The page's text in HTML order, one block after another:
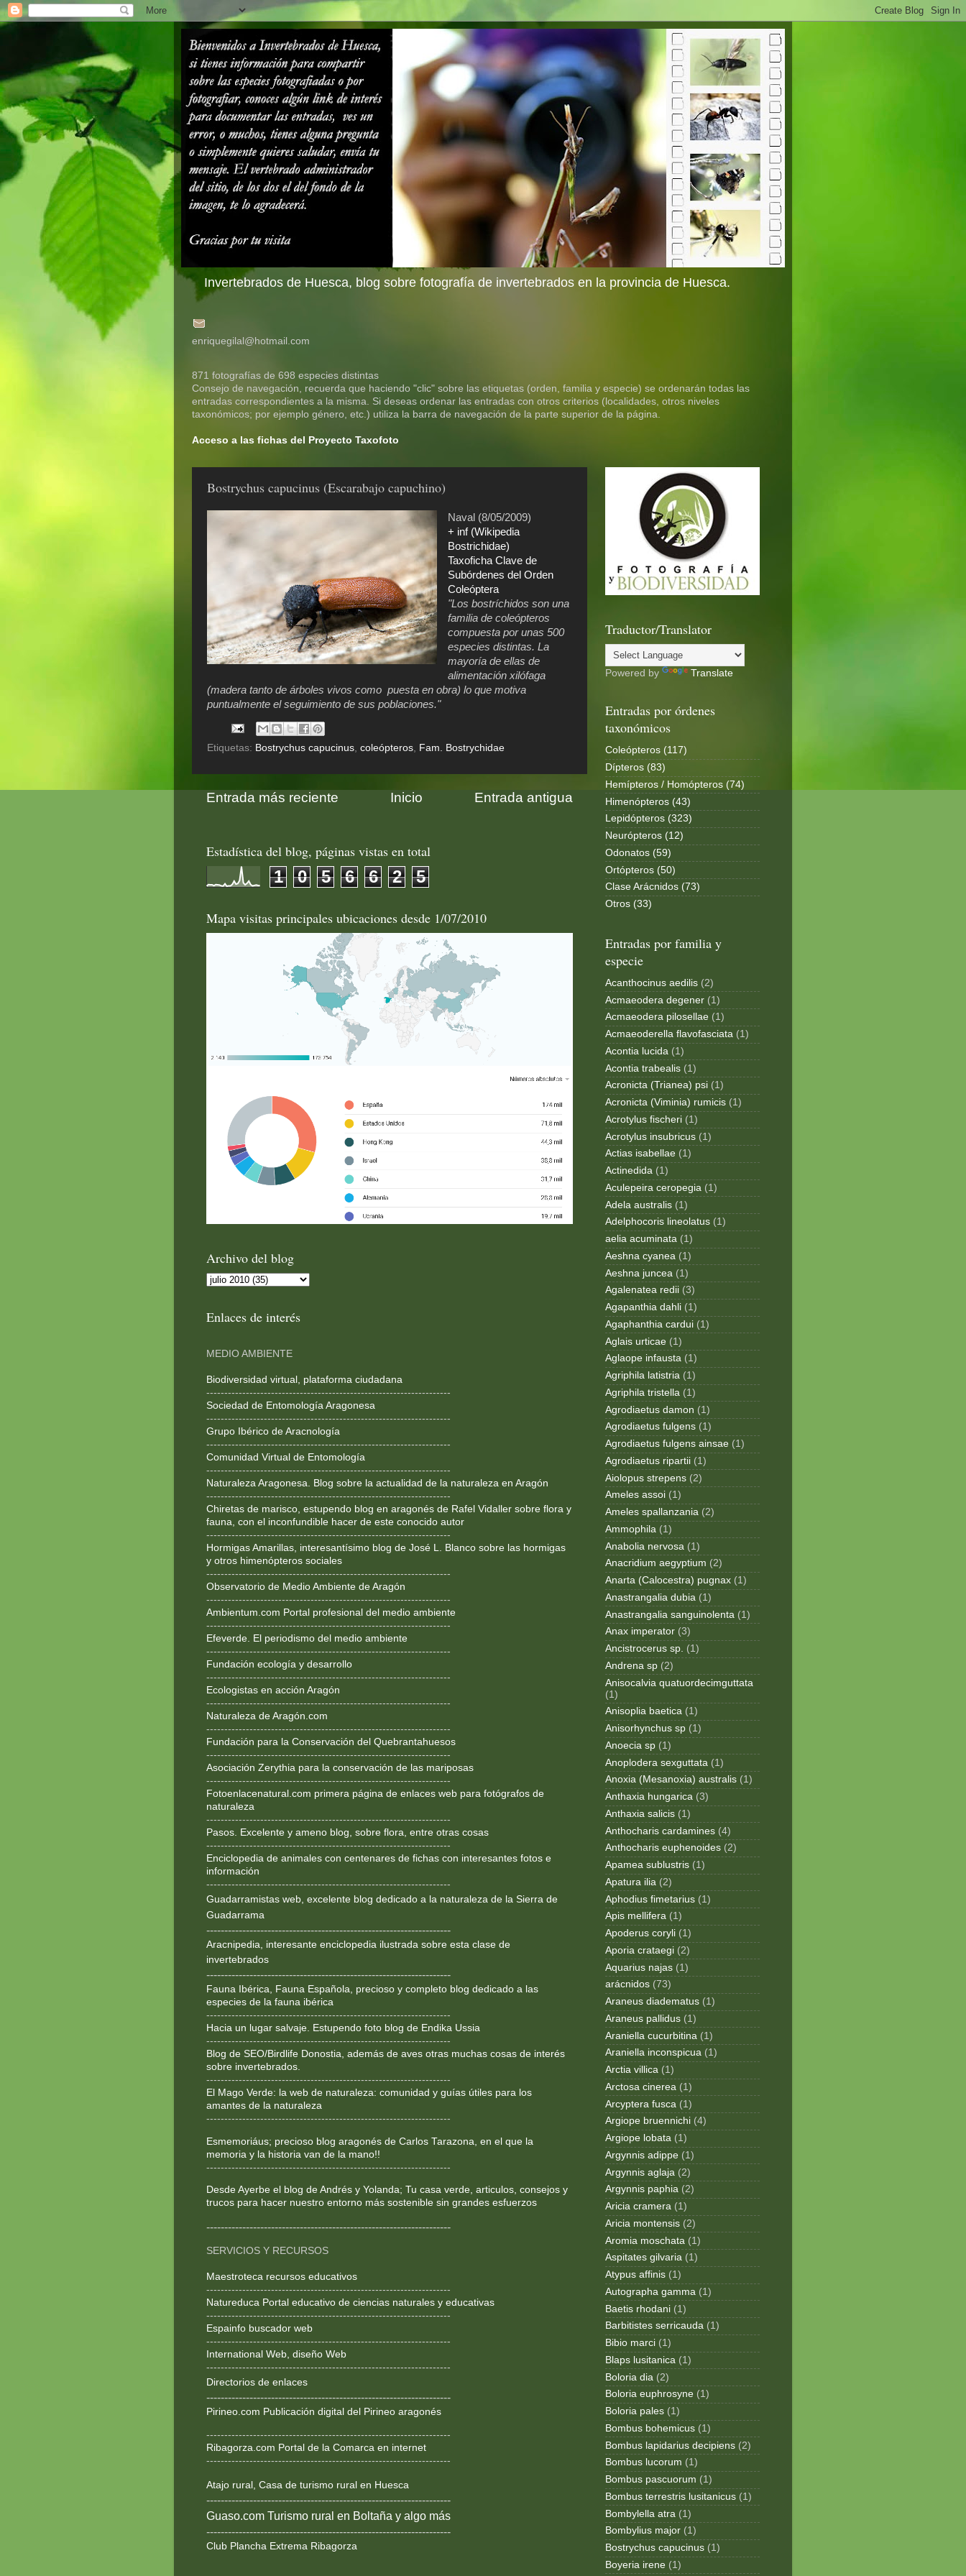
Invertebrados de Huesca, blog sobre fotografía de invertebrados en la provincia de Huesca.
enriquegilal@hotmail.com
871 fotografías de 698 especies distintas
Consejo de navegación, recuerda que haciendo "clic" sobre las etiquetas (orden, familia y especie) se ordenarán todas las
entradas correspondientes a la misma. Si deseas ordenar las entradas con otros criterios (localidades, otros niveles
taxonómicos; por ejemplo género, etc.) utiliza la barra de navegación de la parte superior de la página.
Acceso a las fichas del Proyecto Taxofoto
Bostrychus capucinus (Escarabajo capuchino)
Naval (8/05/2009)
+ inf (Wikipedia
Bostrichidae)
Taxoficha Clave de
Subórdenes del Orden
Coleóptera
"Los bostríchidos son una
familia de coleópteros
compuesta por unas 500
especies distintas. La
mayoría de ellas de
alimentación xilófaga
(madera tanto de árboles vivos como puesta en obra) lo que motiva
puntualmente el seguimiento de sus poblaciones."
Etiquetas: Bostrychus capucinus coleópteros Fam. Bostrychidae
Entrada más reciente Entrada antigua
Inicio
Estadística del blog, páginas vistas en total
1 0 5 6 6 2 5
Mapa visitas principales ubicaciones desde 1/07/2010
Archivo del blog
Enlaces de interés
MEDIO AMBIENTE
Biodiversidad virtual, plataforma ciudadana
--------------------------------------------------------------------
Sociedad de Entomología Aragonesa
--------------------------------------------------------------------
Grupo Ibérico de Aracnología
--------------------------------------------------------------------
Comunidad Virtual de Entomología
--------------------------------------------------------------------
Naturaleza Aragonesa. Blog sobre la actualidad de la naturaleza en Aragón
--------------------------------------------------------------------
Chiretas de marisco, estupendo blog en aragonés de Rafel Vidaller sobre flora y
fauna, con el inconfundible hacer de este conocido autor
--------------------------------------------------------------------
Hormigas Amarillas, interesantísimo blog de José L. Blanco sobre las hormigas
y otros himenópteros sociales
--------------------------------------------------------------------
Observatorio de Medio Ambiente de Aragón
--------------------------------------------------------------------
Ambientum.com Portal profesional del medio ambiente
--------------------------------------------------------------------
Efeverde. El periodismo del medio ambiente
--------------------------------------------------------------------
Fundación ecología y desarrollo
--------------------------------------------------------------------
Ecologistas en acción Aragón
--------------------------------------------------------------------
Naturaleza de Aragón.com
--------------------------------------------------------------------
Fundación para la Conservación del Quebrantahuesos
--------------------------------------------------------------------
Asociación Zerythia para la conservación de las mariposas
--------------------------------------------------------------------
Fotoenlacenatural.com primera página de enlaces web para fotógrafos de
naturaleza
--------------------------------------------------------------------
Pasos. Excelente y ameno blog, sobre flora, entre otras cosas
--------------------------------------------------------------------
Enciclopedia de animales con centenares de fichas con interesantes fotos e
información
--------------------------------------------------------------------
Guadarramistas web, excelente blog dedicado a la naturaleza de la Sierra de
Guadarrama
--------------------------------------------------------------------
Aracnipedia, interesante enciclopedia ilustrada sobre esta clase de
invertebrados
--------------------------------------------------------------------
Fauna Ibérica, Fauna Española, precioso y completo blog dedicado a las
especies de la fauna ibérica
--------------------------------------------------------------------
Hacia un lugar salvaje. Estupendo foto blog de Endika Ussia
--------------------------------------------------------------------
Blog de SEO/Birdlife Donostia, además de aves otras muchas cosas de interés
sobre invertebrados.
--------------------------------------------------------------------
El Mago Verde: la web de naturaleza: comunidad y guías útiles para los
amantes de la naturaleza
--------------------------------------------------------------------
Esmemoriáus; precioso blog aragonés de Carlos Tarazona, en el que la
memoria y la historia van de la mano!!
--------------------------------------------------------------------
Desde Ayerbe el blog de Andrés y Yolanda; Tu casa verde, articulos, consejos y
trucos para hacer nuestro entorno más sostenible sin grandes esfuerzos
--------------------------------------------------------------------
SERVICIOS Y RECURSOS
Maestroteca recursos educativos
--------------------------------------------------------------------
Natureduca Portal educativo de ciencias naturales y educativas
--------------------------------------------------------------------
Espainfo buscador web
--------------------------------------------------------------------
International Web, diseño Web
--------------------------------------------------------------------
Directorios de enlaces
--------------------------------------------------------------------
Pirineo.com Publicación digital del Pirineo aragonés
--------------------------------------------------------------------
Ribagorza.com Portal de la Comarca en internet
--------------------------------------------------------------------
Atajo rural, Casa de turismo rural en Huesca
--------------------------------------------------------------------
Guaso.com Turismo rural en Boltaña y algo más
--------------------------------------------------------------------
Club Plancha Extrema Ribagorza
Traductor/Translator
Powered by Translate
Entradas por órdenes
taxonómicos
Coleópteros (117)
Dípteros (83)
Hemípteros / Homópteros (74)
Himenópteros (43)
Lepidópteros (323)
Neurópteros (12)
Odonatos (59)
Ortópteros (50)
Clase Arácnidos (73)
Otros (33)
Entradas por familia y
especie
Acanthocinus aedilis (2)
Acmaeodera degener (1)
Acmaeodera pilosellae (1)
Acmaeoderella flavofasciata (1)
Acontia lucida (1)
Acontia trabealis (1)
Acronicta (Trianea) psi (1)
Acronicta (Viminia) rumicis (1)
Acrotylus fischeri (1)
Acrotylus insubricus (1)
Actias isabellae (1)
Actinedida (1)
Aculepeira ceropegia (1)
Adela australis (1)
Adelphocoris lineolatus (1)
aelia acuminata (1)
Aeshna cyanea (1)
Aeshna juncea (1)
Agalenatea redii (3)
Agapanthia dahli (1)
Agaphanthia cardui (1)
Aglais urticae (1)
Aglaope infausta (1)
Agriphila latistria (1)
Agriphila tristella (1)
Agrodiaetus damon (1)
Agrodiaetus fulgens (1)
Agrodiaetus fulgens ainsae (1)
Agrodiaetus ripartii (1)
Aiolopus strepens (2)
Ameles assoi (1)
Ameles spallanzania (2)
Ammophila (1)
Anabolia nervosa (1)
Anacridium aegyptium (2)
Anarta (Calocestra) pugnax (1)
Anastrangalia dubia (1)
Anastrangalia sanguinolenta (1)
Anax imperator (3)
Ancistrocerus sp. (1)
Andrena sp (2)
Anisocalvia quatuordecimguttata
(1)
Anisoplia baetica (1)
Anisorhynchus sp (1)
Anoecia sp (1)
Anoplodera sexguttata (1)
Anoxia (Mesanoxia) australis (1)
Anthaxia hungarica (3)
Anthaxia salicis (1)
Anthocharis cardamines (4)
Anthocharis euphenoides (2)
Apamea sublustris (1)
Apatura ilia (2)
Aphodius fimetarius (1)
Apis mellifera (1)
Apoderus coryli (1)
Aporia crataegi (2)
Aquarius najas (1)
arácnidos (73)
Araneus diadematus (1)
Araneus pallidus (1)
Araniella cucurbitina (1)
Araniella inconspicua (1)
Arctia villica (1)
Arctosa cinerea (1)
Arcyptera fusca (1)
Argiope bruennichi (4)
Argiope lobata (1)
Argynnis adippe (1)
Argynnis aglaja (2)
Argynnis paphia (2)
Aricia cramera (1)
Aricia montensis (2)
Aromia moschata (1)
Aspitates gilvaria (1)
Atypus affinis (1)
Autographa gamma (1)
Baetis rhodani (1)
Barbitistes serricauda (1)
Bibio marci (1)
Blaps lusitanica (1)
Boloria dia (2)
Boloria euphrosyne (1)
Boloria pales (1)
Bombus bohemicus (1)
Bombus lapidarius decipiens (2)
Bombus lucorum (1)
Bombus pascuorum (1)
Bombus terrestris lusitanicus (1)
Bombylella atra (1)
Bombylius major (1)
Bostrychus capucinus (1)
Boyeria irene (1)